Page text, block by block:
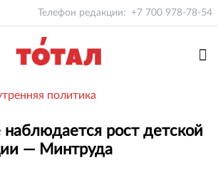
Телефон редакции: +7 700 978-78-54
политика
наблюдается рост детской
— Минтруда